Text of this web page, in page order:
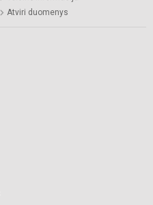
Atviri duomenys